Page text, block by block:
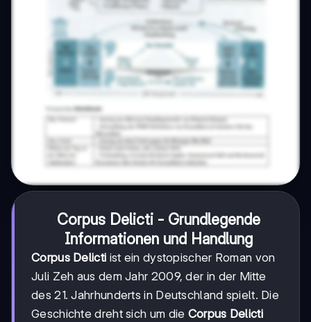
Corpus Delicti - Grundlegende
Informationen und Handlung
Corpus Delicti ist ein dystopischer Roman von
Juli Zeh aus dem Jahr 2009, der in der Mitte
des 21. Jahrhunderts in Deutschland spielt. Die
Geschichte dreht sich um die Corpus Delicti